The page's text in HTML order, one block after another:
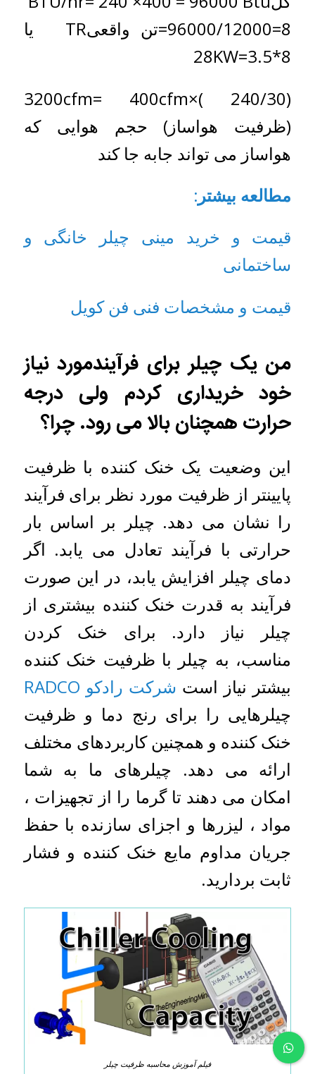
8=96000/12000=تن واقعیTR یا
8*3.5=28KW
(240/30 )×3200cfm= 400cfm
(ظرفیت هواساز) حجم هوایی که
هواساز می تواند جابه جا کند
مطالعه بیشتر:
قیمت و خرید مینی چیلر خانگی و
ساختمانی
قیمت و مشخصات فنی فن کویل
من یک چیلر برای فرآیندمورد نیاز
خود خریداری کردم ولی درجه
حرارت همچنان بالا می رود. چرا؟
این وضعیت یک خنک کننده با ظرفیت
پایینتر از ظرفیت مورد نظر برای فرآیند
را نشان می دهد. چیلر بر اساس بار
حرارتی با فرآیند تعادل می یابد. اگر
دمای چیلر افزایش یابد، در این صورت
فرآیند به قدرت خنک کننده بیشتری از
چیلر نیاز دارد. برای خنک کردن
مناسب، به چیلر با ظرفیت خنک کننده
بیشتر نیاز است شرکت رادکو RADCO
چیلرهایی را برای رنج دما و ظرفیت
خنک کننده و همچنین کاربردهای مختلف
ارائه می دهد. چیلرهای ما به شما
امکان می دهند تا گرما را از تجهیزات ،
مواد ، لیزرها و اجزای سازنده با حفظ
جریان مداوم مایع خنک کننده و فشار
ثابت بردارید.
فیلم آموزش محاسبه ظرفیت چیلر